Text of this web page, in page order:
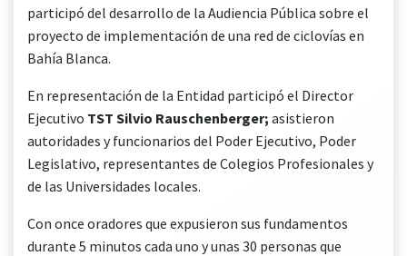
participó del desarrollo de la Audiencia Pública sobre el
proyecto de implementación de una red de ciclovías en
Bahía Blanca.
En representación de la Entidad participó el Director
Ejecutivo TST Silvio Rauschenberger; asistieron
autoridades y funcionarios del Poder Ejecutivo, Poder
Legislativo, representantes de Colegios Profesionales y
de las Universidades locales.
Con once oradores que expusieron sus fundamentos
durante 5 minutos cada uno y unas 30 personas que